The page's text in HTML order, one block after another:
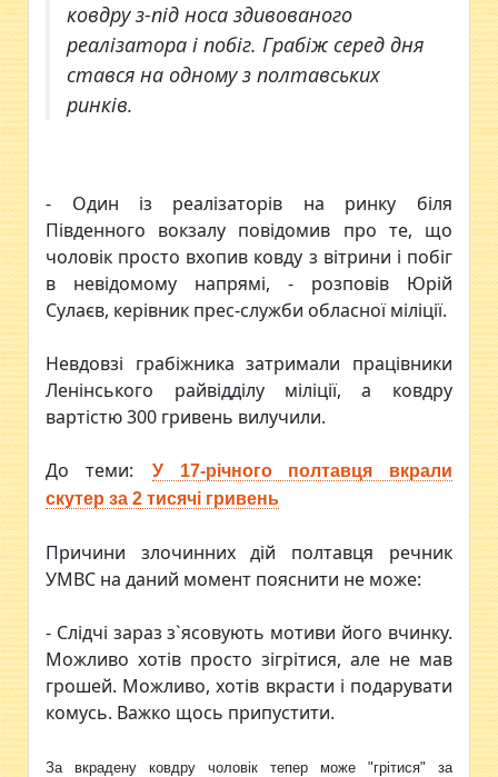
ковдру з-під носа здивованого
реалізатора і побіг. Грабіж серед дня
стався на одному з полтавських
ринків.
- Один із реалізаторів на ринку біля
Південного вокзалу повідомив про те, що
чоловік просто вхопив ковду з вітрини і побіг
в невідомому напрямі, - розповів Юрій
Сулаєв, керівник прес-служби обласної міліції.
Невдовзі грабіжника затримали працівники
Ленінського райвідділу міліції, а ковдру
вартістю 300 гривень вилучили.
До теми:
У 17-річного полтавця вкрали
скутер за 2 тисячі гривень
Причини злочинних дій полтавця речник
УМВС на даний момент пояснити не може:
- Слідчі зараз з`ясовують мотиви його вчинку.
Можливо хотів просто зігрітися, але не мав
грошей. Можливо, хотів вкрасти і подарувати
комусь. Важко щось припустити.
За вкрадену ковдру чоловік тепер може "грітися" за